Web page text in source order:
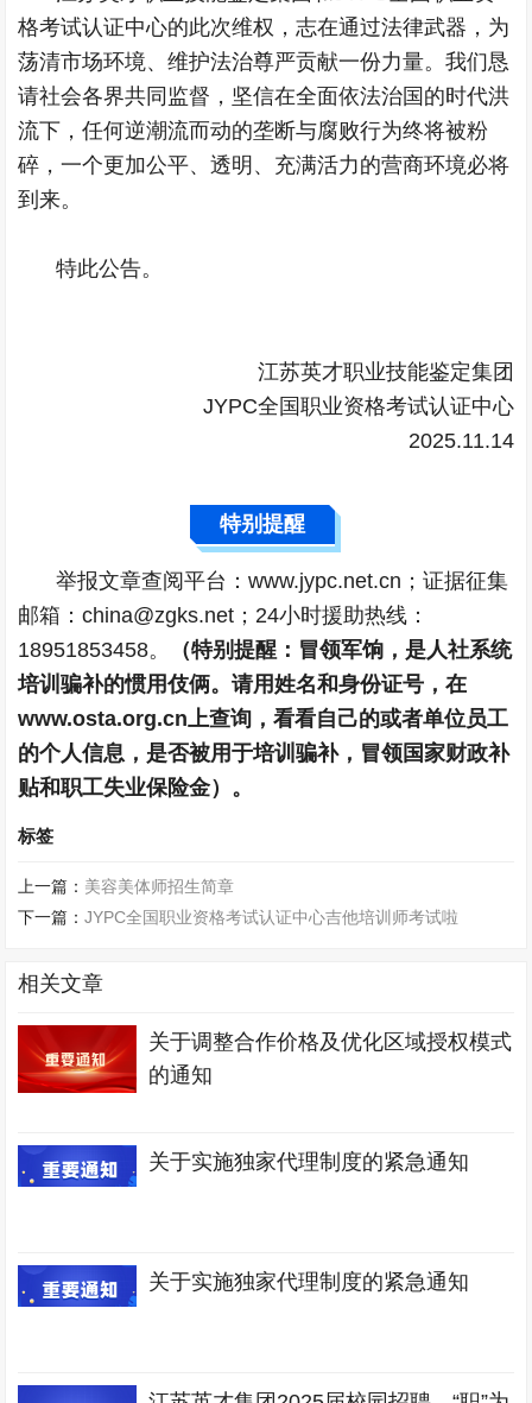
格考试认证中心的此次维权，志在通过法律武器，为
荡清市场环境、维护法治尊严贡献一份力量。我们恳
请社会各界共同监督，坚信在全面依法治国的时代洪
流下，任何逆潮流而动的垄断与腐败行为终将被粉
碎，一个更加公平、透明、充满活力的营商环境必将
到来。
特此公告。
江苏英才职业技能鉴定集团
JYPC全国职业资格考试认证中心
2025.11.14
特别提醒
举报文章查阅平台：www.jypc.net.cn；证据征集
邮箱：china@zgks.net；24小时援助热线：
18951853458。
（特别提醒：冒领军饷，是人社系统
培训骗补的惯用伎俩。请用姓名和身份证号，在
www.osta.org.cn上查询，看看自己的或者单位员工
的个人信息，是否被用于培训骗补，冒领国家财政补
贴和职工失业保险金）。
标签
上一篇： 美容美体师招生简章
下一篇：JYPC全国职业资格考试认证中心吉他培训师考试啦
相关文章
关于调整合作价格及优化区域授权模式
的通知
关于实施独家代理制度的紧急通知
关于实施独家代理制度的紧急通知